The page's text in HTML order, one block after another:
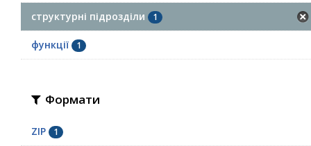
структурні підрозділи 1
функції 1
Формати
ZIP 1